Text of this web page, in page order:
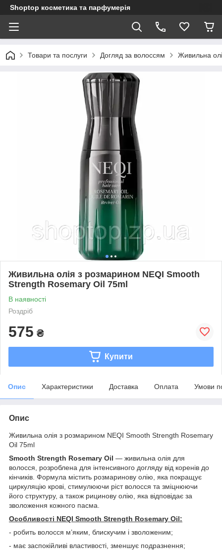
Shoptop косметика та парфумерія
Товари та послуги Догляд за волоссям Живильна
Живильна олія з розмарином NEQI Smooth
Strength Rosemary Oil 75ml
В наявності
Роздріб
575 ₴
Купити
Опис Характеристики Доставка Оплата Умови
Опис
Живильна олія з розмарином NEQI Smooth Strength Rosemary
Oil 75ml
Smooth Strength Rosemary Oil — живильна олія для
волосся, розроблена для інтенсивного догляду від коренів до
кінчиків. Формула містить розмаринову олію, яка покращує
циркуляцію крові, стимулюючи ріст волосся та зміцнюючи
його структуру, а також рицинову олію, яка відповідає за
зволоження кожного пасма.
Особливості NEQI Smooth Strength Rosemary Oil:
- робить волосся м’яким, блискучим і зволоженим;
- має заспокійливі властивості, зменшує подразнення;